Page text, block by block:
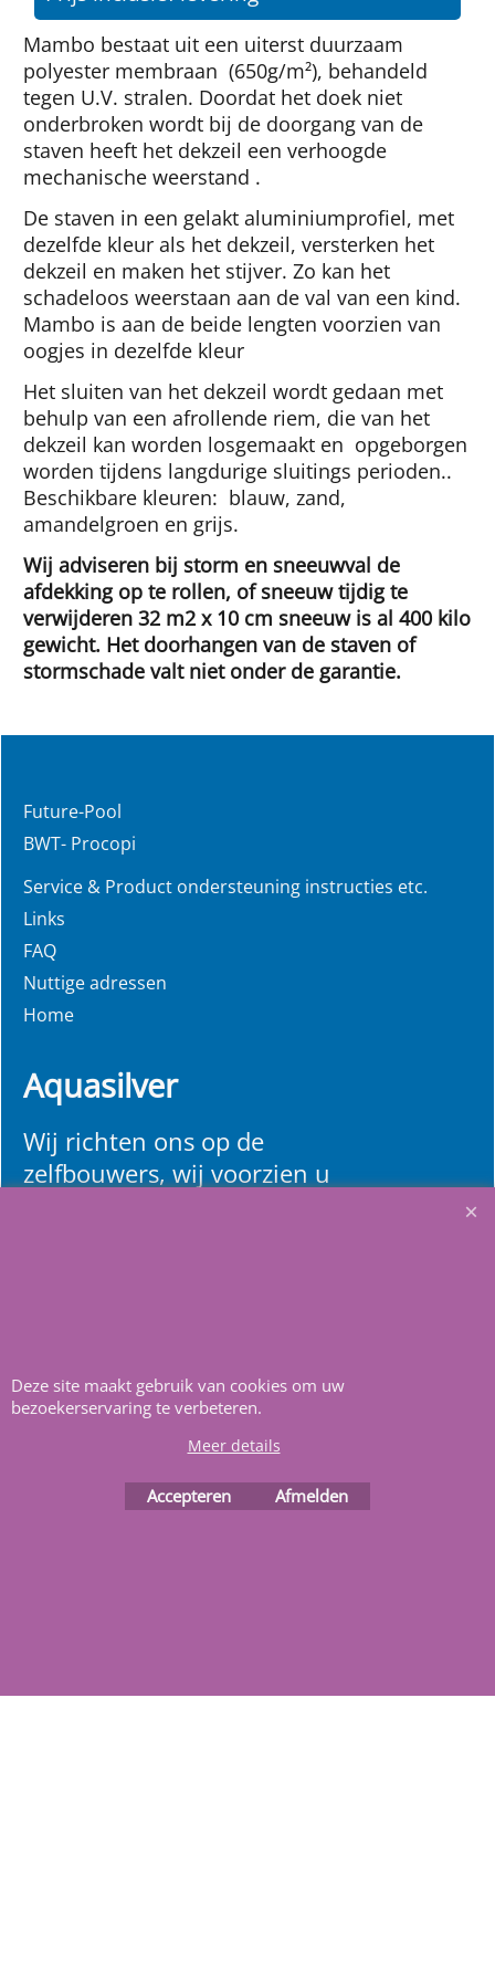
Mambo bestaat uit een uiterst duurzaam
polyester membraan (650g/m²), behandeld
tegen U.V. stralen. Doordat het doek niet
onderbroken wordt bij de doorgang van de
staven heeft het dekzeil een verhoogde
mechanische weerstand .
De staven in een gelakt aluminiumprofiel, met
dezelfde kleur als het dekzeil, versterken het
dekzeil en maken het stijver. Zo kan het
schadeloos weerstaan aan de val van een kind.
Mambo is aan de beide lengten voorzien van
oogjes in dezelfde kleur
Het sluiten van het dekzeil wordt gedaan met
behulp van een afrollende riem, die van het
dekzeil kan worden losgemaakt en opgeborgen
worden tijdens langdurige sluitings perioden..
Beschikbare kleuren: blauw, zand,
amandelgroen en grijs.
Wij adviseren bij storm en sneeuwval de
afdekking op te rollen, of sneeuw tijdig te
verwijderen 32 m2 x 10 cm sneeuw is al 400 kilo
gewicht. Het doorhangen van de staven of
stormschade valt niet onder de garantie.
Future-Pool
BWT- Procopi
Service & Product ondersteuning instructies etc.
Links
FAQ
Nuttige adressen
Home
Aquasilver
Wij richten ons op de
zelfbouwers, wij voorzien u
Heeft u vragenmail ons
Deze site maakt gebruik van cookies om uw
bezoekerservaring te verbeteren.
Meer details
Accepteren Afmelden